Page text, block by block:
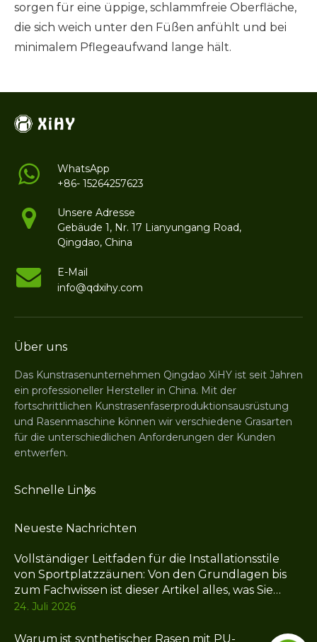
sorgen für eine üppige, schlammfreie Oberfläche,
die sich weich unter den Füßen anfühlt und bei
minimalem Pflegeaufwand lange hält.
WhatsApp
+86- 15264257623
Unsere Adresse
Gebäude 1, Nr. 17 Lianyungang Road,
Qingdao, China
E-Mail
info@qdxihy.com
Über uns
Das Kunstrasenunternehmen Qingdao XiHY ist seit Jahren
ein professioneller Hersteller in China. Mit der
fortschrittlichen Kunstrasenfaserproduktionsausrüstung
und Rasenmaschine können wir verschiedene Grasarten
für die unterschiedlichen Anforderungen der Kunden
entwerfen.
Schnelle Links
Neueste Nachrichten
Vollständiger Leitfaden für die Installationsstile
von Sportplatzzäunen: Von den Grundlagen bis
zum Fachwissen ist dieser Artikel alles, was Sie
brauchen
24. Juli 2026
Warum ist synthetischer Rasen mit PU-